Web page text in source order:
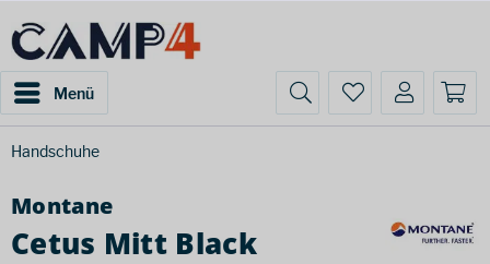
Menü
Handschuhe
Montane
Cetus Mitt Black